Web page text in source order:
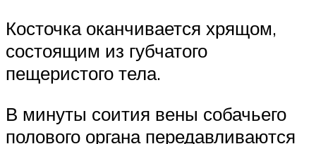
Косточка оканчивается хрящом,
состоящим из губчатого
пещеристого тела.
В минуты соития вены собачьего
полового органа передавливаются